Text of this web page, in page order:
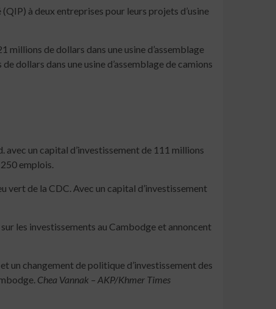
à deux entreprises pour leurs projets d’usine
de dollars dans une usine d’assemblage
dollars dans une usine d’assemblage de camions
avec un capital d’investissement de 111 millions
emplois.
de la CDC. Avec un capital d’investissement
les investissements au Cambodge et annoncent
un changement de politique d’investissement des
Chea Vannak – AKP/Khmer Times